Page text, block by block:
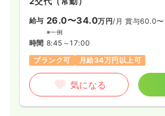
給与 26.0〜34.0万円/月 賞与60.0
※一例
時間 8:45～17:00
ブランク可
月給34万円以上可
気になる